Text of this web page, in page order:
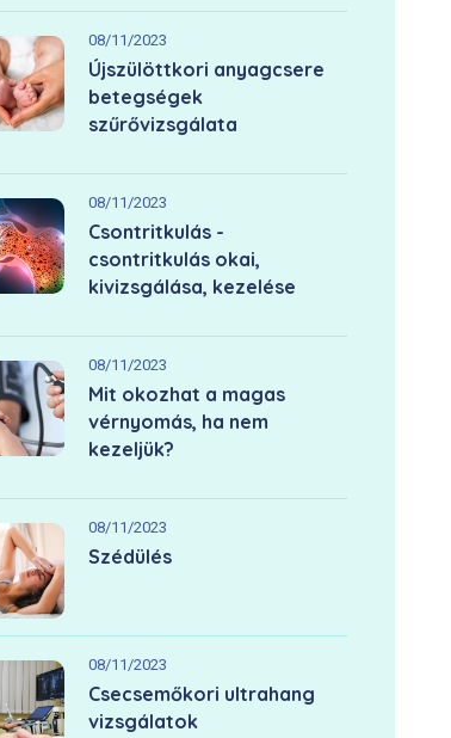
08/11/2023
Újszülöttkori anyagcsere
betegségek
szűrővizsgálata
08/11/2023
Csontritkulás -
csontritkulás okai,
kivizsgálása, kezelése
08/11/2023
Mit okozhat a magas
vérnyomás, ha nem
kezeljük?
08/11/2023
Szédülés
08/11/2023
Csecsemőkori ultrahang
vizsgálatok